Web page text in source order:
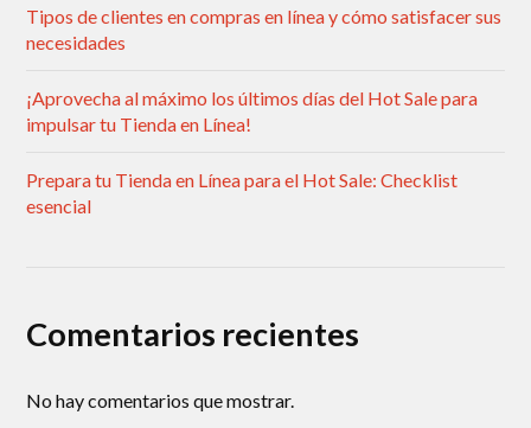
Tipos de clientes en compras en línea y cómo satisfacer sus
necesidades
¡Aprovecha al máximo los últimos días del Hot Sale para
impulsar tu Tienda en Línea!
Prepara tu Tienda en Línea para el Hot Sale: Checklist
esencial
Comentarios recientes
No hay comentarios que mostrar.